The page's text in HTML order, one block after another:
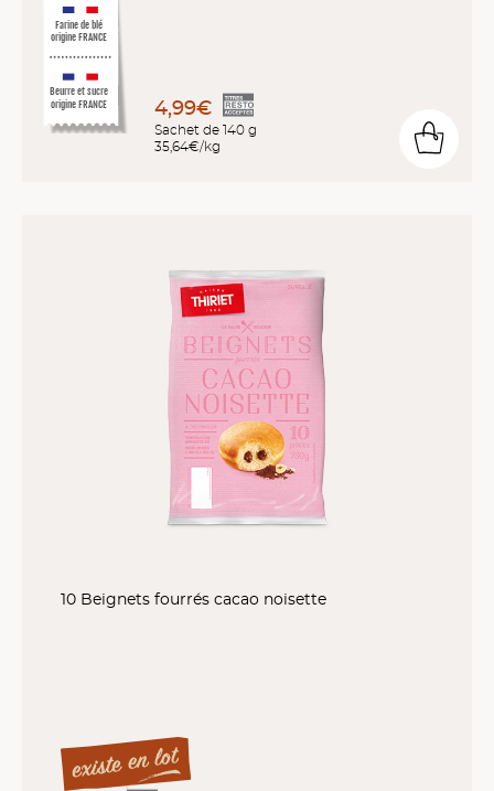
Farine de blé
origine FRANCE
Beurre et sucre
origine FRANCE 4,99€
Sachet de 140 g
35,64€/kg
10 Beignets fourrés cacao noisette